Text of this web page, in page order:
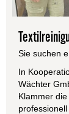
Sie suchen
In
Wächter
Klammer
professionell